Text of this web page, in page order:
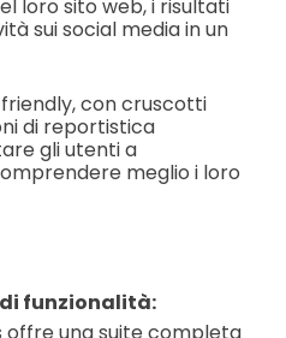
loro sito web, i risultati
sui social media in un
con cruscotti
di reportistica
gli utenti a
meglio i loro
funzionalità: